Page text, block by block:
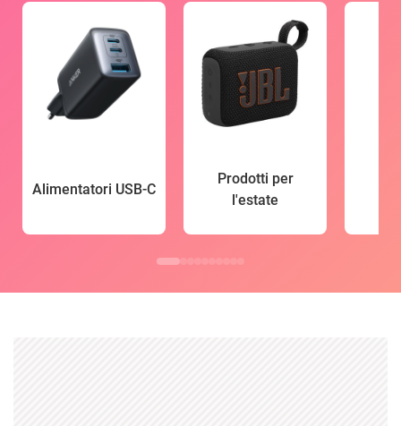
Alimentatori USB-C
Prodotti per
l'estate